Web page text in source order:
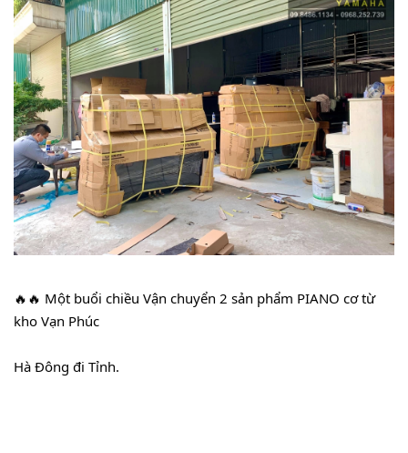
🔥🔥 Một buổi chiều Vận chuyển 2 sản phẩm PIANO cơ từ
kho Vạn Phúc
Hà Đông đi Tỉnh.